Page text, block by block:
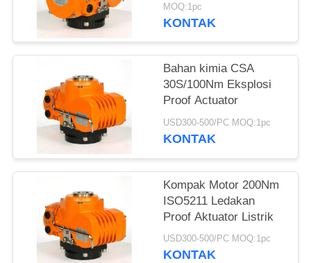
PRIVACY
POLICY
MOQ:1pc
KONTAK
Bahan kimia CSA
30S/100Nm Eksplosi
Proof Actuator
USD300-500/PC MOQ:1pc
KONTAK
Kompak Motor 200Nm
ISO5211 Ledakan
Proof Aktuator Listrik
USD300-500/PC MOQ:1pc
KONTAK